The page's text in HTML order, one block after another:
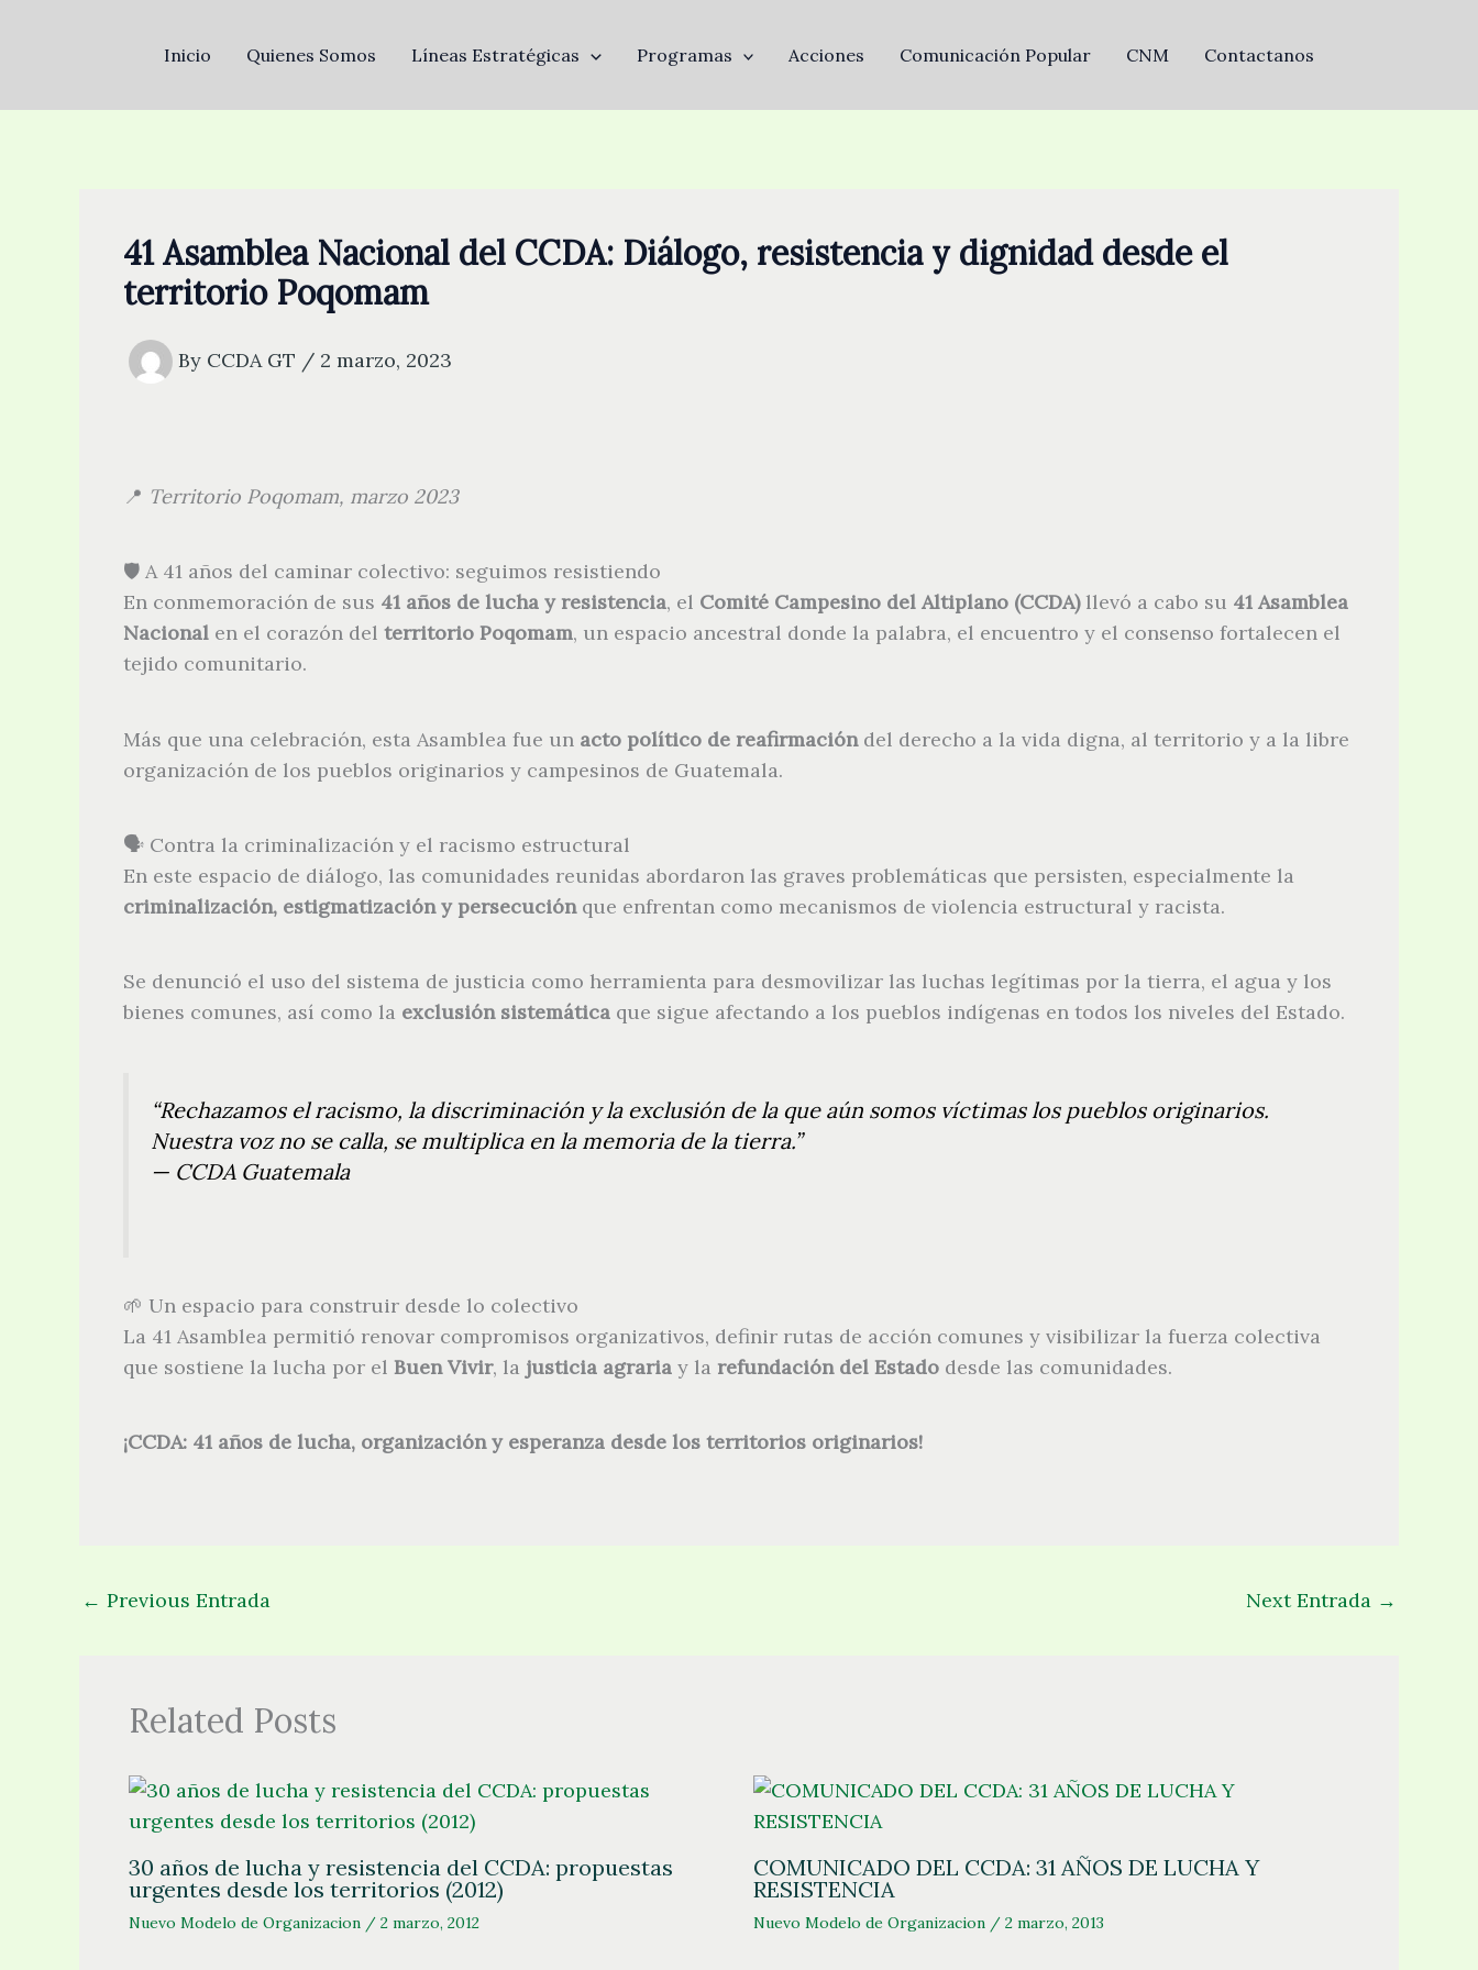
Inicio Quienes Somos Líneas Estratégicas Programas Acciones Comunicación Popular CNM Contactanos
41 Asamblea Nacional del CCDA: Diálogo, resistencia y dignidad desde el
territorio Poqomam
By CCDA GT / 2 marzo, 2023
📍 Territorio Poqomam, marzo 2023
🛡️ A 41 años del caminar colectivo: seguimos resistiendo
En conmemoración de sus 41 años de lucha y resistencia, el Comité Campesino del Altiplano (CCDA)llevó a cabo su 41 Asamblea
Nacional en el corazón del territorio Poqomam, un espacio ancestral donde la palabra, el encuentro y el consenso fortalecen el
tejido comunitario.
Más que una celebración, esta Asamblea fue un acto político de reafirmacióndel derecho a la vida digna, al territorio y a la libre
organización de los pueblos originarios y campesinos de Guatemala.
🗣️ Contra la criminalización y el racismo estructural
En este espacio de diálogo, las comunidades reunidas abordaron las graves problemáticas que persisten, especialmente la
criminalización, estigmatización y persecuciónque enfrentan como mecanismos de violencia estructural y racista.
Se denunció el uso del sistema de justicia como herramienta para desmovilizar las luchas legítimas por la tierra, el agua y los
bienes comunes, así como la exclusión sistemática que sigue afectando a los pueblos indígenas en todos los niveles del Estado.
“Rechazamos el racismo, la discriminación y la exclusión de la que aún somos víctimas los pueblos originarios.
Nuestra voz no se calla, se multiplica en la memoria de la tierra.”
— CCDA Guatemala
🌱 Un espacio para construir desde lo colectivo
La 41 Asamblea permitió renovar compromisos organizativos, definir rutas de acción comunes y visibilizar la fuerza colectiva
que sostiene la lucha por el Buen Vivir, la justicia agraria y la refundación del Estado desde las comunidades.
¡CCDA: 41 años de lucha, organización y esperanza desde los territorios originarios!
← Previous Entrada Next Entrada →
Related Posts
30 años de lucha y resistencia del CCDA: propuestas
urgentes desde los territorios (2012)
Nuevo Modelo de Organizacion / 2 marzo, 2012
COMUNICADO DEL CCDA: 31 AÑOS DE LUCHA Y
RESISTENCIA
Nuevo Modelo de Organizacion/ 2 marzo, 2013